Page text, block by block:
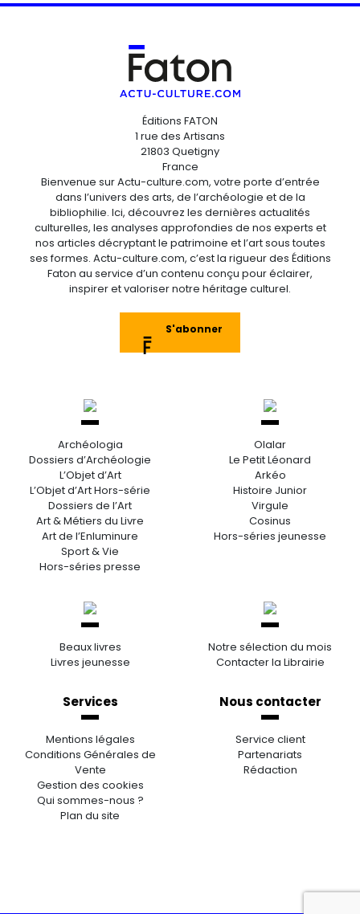
Éditions FATON
1 rue des Artisans
21803 Quetigny
France
Bienvenue sur Actu-culture.com, votre porte d’entrée
dans l’univers des arts, de l’archéologie et de la
bibliophilie. Ici, découvrez les dernières actualités
culturelles, les analyses approfondies de nos experts et
nos articles décryptant le patrimoine et l’art sous toutes
ses formes. Actu-culture.com, c’est la rigueur des Éditions
Faton au service d’un contenu conçu pour éclairer,
inspirer et valoriser notre héritage culturel.
S'abonner
Archéologia
Dossiers d’Archéologie
L’Objet d’Art
L’Objet d’Art Hors-série
Dossiers de l’Art
Art & Métiers du Livre
Art de l’Enluminure
Sport & Vie
Hors-séries presse
Olalar
Le Petit Léonard
Arkéo
Histoire Junior
Virgule
Cosinus
Hors-séries jeunesse
Beaux livres
Livres jeunesse
Notre sélection du mois
Contacter la Librairie
Services
Mentions légales
Conditions Générales de
Vente
Gestion des cookies
Qui sommes-nous ?
Plan du site
Nous contacter
Service client
Partenariats
Rédaction